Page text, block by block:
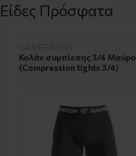
Είδες Πρόσφατα
Κολάν συμπίεσης 3/4 Μαύρο
(Compression tights 3/4)